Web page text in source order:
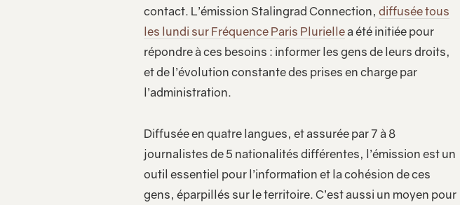
contact. L’émission Stalingrad Connection, diffusée tous
les lundi sur Fréquence Paris Pluriellea été initiée pour
répondre à ces besoins : informer les gens de leurs droits,
et de l’évolution constante des prises en charge par
l’administration.
Diffusée en quatre langues, et assurée par 7 à 8
journalistes de 5 nationalités différentes, l’émission est un
outil essentiel pour l’information et la cohésion de ces
gens, éparpillés sur le territoire. C’est aussi un moyen pour